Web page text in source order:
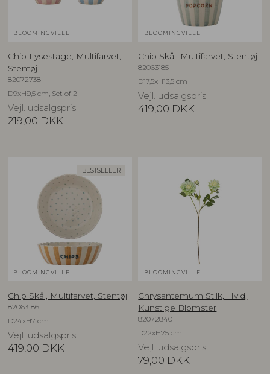
BLOOMINGVILLE
Chip Lysestage, Multifarvet,
Stentøj
82072738
D9xH9,5 cm, Set of 2
Vejl. udsalgspris
219,00 DKK
BLOOMINGVILLE
Chip Skål, Multifarvet, Stentøj
82063185
D17,5xH13,5 cm
Vejl. udsalgspris
419,00 DKK
BESTSELLER
BLOOMINGVILLE
Chip Skål, Multifarvet, Stentøj
82063186
D24xH7 cm
Vejl. udsalgspris
419,00 DKK
BLOOMINGVILLE
Chrysantemum Stilk, Hvid,
Kunstige Blomster
82072840
D22xH75 cm
Vejl. udsalgspris
79,00 DKK